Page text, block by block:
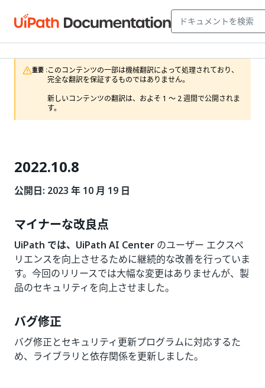
重要 :このコンテンツの一部は機械翻訳によって処理されており、
完全な翻訳を保証するものではありません。
新しいコンテンツの翻訳は、およそ 1 ～ 2 週間で公開されま
す。
2022.10.8
公開日: 2023 年 10 月 19 日
マイナーな改良点
UiPath では、UiPath AI Center のユーザー エクスペ
リエンスを向上させるために継続的な改善を行っていま
す。今回のリリースでは大幅な変更はありませんが、製
品のセキュリティを向上させました。
バグ修正
バグ修正とセキュリティ更新プログラムに対応するた
め、ライブラリと依存関係を更新しました。